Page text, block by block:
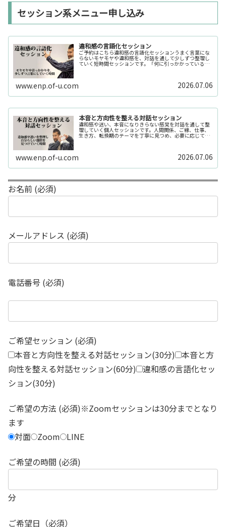
セッション系メニュー申し込み
違和感の言語化セッション
ご予約はこちら違和感の言語化セッションうまく言葉にな
らないモヤモヤや違和感を、対話を通して少しずつ整理し
ていく短時間セッションです。「何に引っかかっているの
www.enp.of-u.com 2026.07.06
本音と方向性を整える対話セッション
違和感や迷い、本音になりきらない感覚を対話を通して整
理していく個人セッションです。人間関係、ご縁、仕事、
生き方、転換期のテーマを丁寧に見つめ、必要に応じてカ
www.enp.of-u.com 2026.07.06
お名前 (必須)
メールアドレス (必須)
電話番号 (必須)
ご希望セッション (必須)
本音と方向性を整える対話セッション(30分) 本音と方
向性を整える対話セッション(60分) 違和感の言語化セッ
ション(30分)
ご希望の方法 (必須)※Zoomセッションは30分までとなり
ます
対面 Zoom LINE
ご希望の時間 (必須)
分
ご希望日（必須）